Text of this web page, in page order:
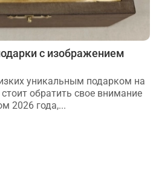
с изображением
уникальным подарком на
обратить свое внимание
2026 года,...